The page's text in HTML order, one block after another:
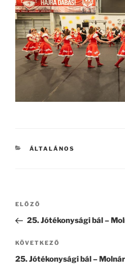
KATEGÓRIÁK
ÁLTALÁNOS
Bejegyzés
Korábbi
bejegyzés
ELŐZŐ
25. Jótékonysági bál –
Következő
bejegyzés
KÖVETKEZŐ
25. Jótékonysági bál –